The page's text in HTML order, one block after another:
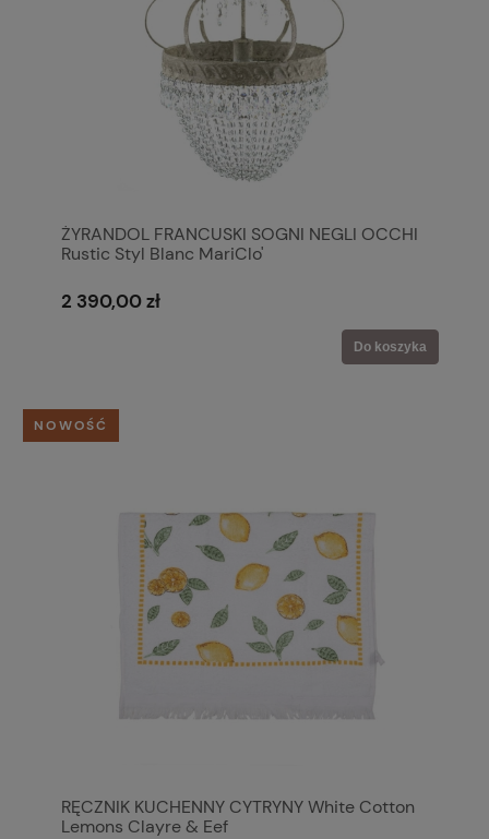
ŻYRANDOL FRANCUSKI SOGNI NEGLI OCCHI
Rustic Styl Blanc MariClo'
2 390,00 zł
Do koszyka
RĘCZNIK KUCHENNY CYTRYNY White Cotton
Lemons Clayre & Eef
NOWOŚĆ